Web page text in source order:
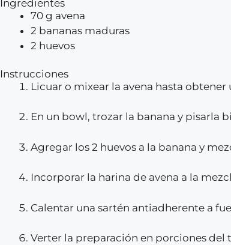
Ingredientes
70 g avena
2 bananas maduras
2 huevos
Instrucciones
Licuar o mixear la avena hasta obtener
En un bowl, trozar la banana y pisarla
Agregar los 2 huevos a la banana y
Incorporar la harina de avena a la
Calentar una sartén antiadherente a
Verter la preparación en porciones del